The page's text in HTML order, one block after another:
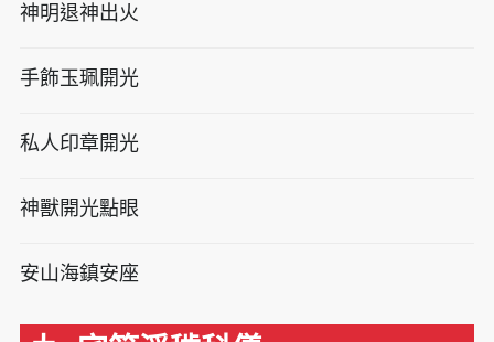
神明退神出火
手飾玉珮開光
私人印章開光
神獸開光點眼
安山海鎮安座